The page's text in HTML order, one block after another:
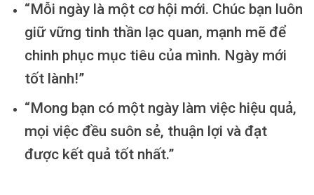
“Mỗi ngày là một cơ hội mới. Chúc bạn luôn
giữ vững tinh thần lạc quan, mạnh mẽ để
chinh phục mục tiêu của mình. Ngày mới
tốt lành!”
“Mong bạn có một ngày làm việc hiệu quả,
mọi việc đều suôn sẻ, thuận lợi và đạt
được kết quả tốt nhất.”